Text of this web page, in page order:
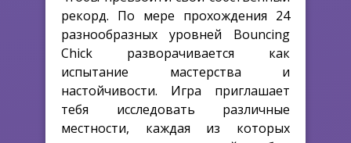
рекорд. По мере прохождения 24
разнообразных уровней Bouncing
Chick разворачивается как
испытание мастерства и
настойчивости. Игра приглашает
тебя исследовать различные
местности, каждая из которых